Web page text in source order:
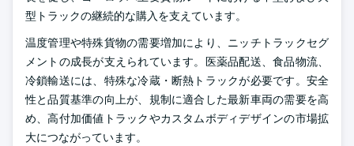
型トラックの継続的な購入を支えています。
温度管理や特殊貨物の需要増加により、ニッチトラックセグ
メントの成長が支えられています。医薬品配送、食品物流、
冷鎖輸送には、特殊な冷蔵・断熱トラックが必要です。安全
性と品質基準の向上が、規制に適合した最新車両の需要を高
め、高付加価値トラックやカスタムボディデザインの市場拡
大につながっています。